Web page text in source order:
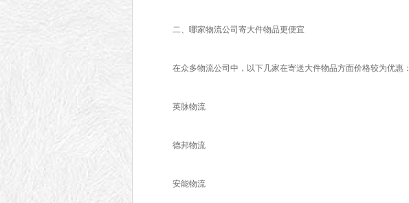
二、哪家物流公司寄大件物品更便宜
在众多物流公司中，以下几家在寄送大件物品方面价格较为优惠：
英脉物流
德邦物流
安能物流